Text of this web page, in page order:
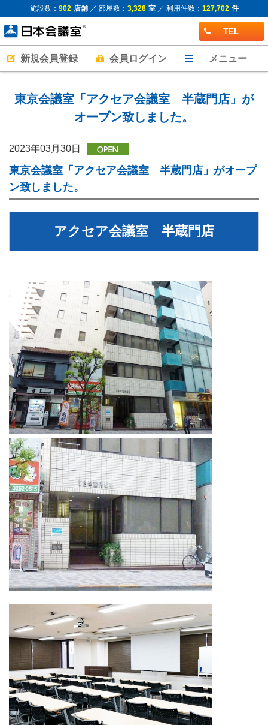
施設数： 902 店舗／ 部屋数： 3,328 室／ 利用件数： 127,702 件
TEL
新規会員登録 会員ログイン メニュー
東京会議室「アクセア会議室 半蔵門店」が
オープン致しました。
2023年03月30日
東京会議室「アクセア会議室 半蔵門店」がオープ
ン致しました。
アクセア会議室 半蔵門店